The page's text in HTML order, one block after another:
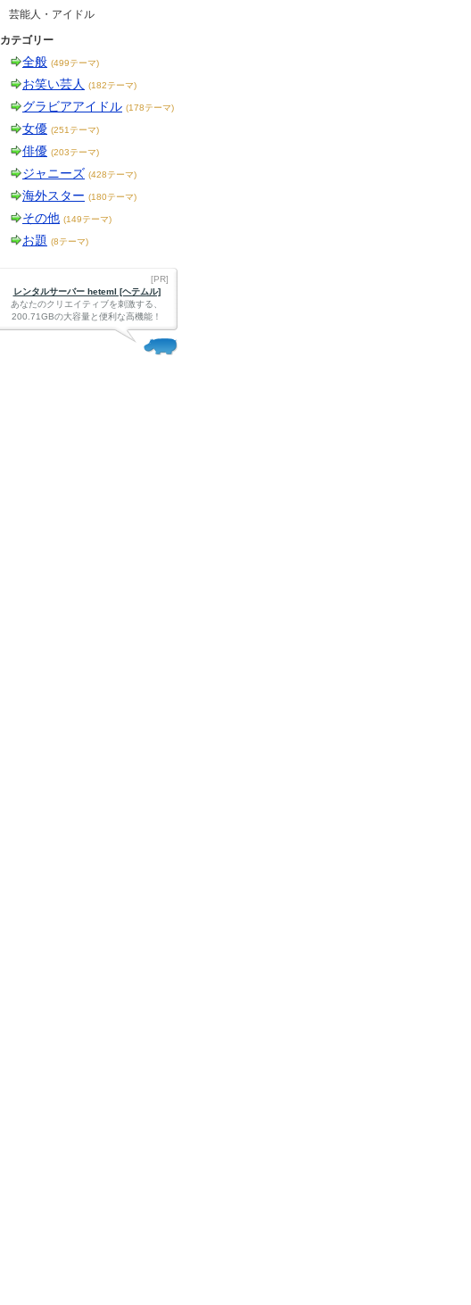
芸能人・アイドル
カテゴリー
全般 (499テーマ)
お笑い芸人 (182テーマ)
グラビアアイドル (178テーマ)
女優 (251テーマ)
俳優 (203テーマ)
ジャニーズ (428テーマ)
海外スター (180テーマ)
その他 (149テーマ)
お題 (8テーマ)
[PR]
レンタルサーバー heteml [ヘテムル]
あなたのクリエイティブを刺激する、
200.71GBの大容量と便利な高機能！